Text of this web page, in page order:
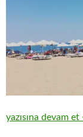
KOCAMAN BİR
yazısına devam et